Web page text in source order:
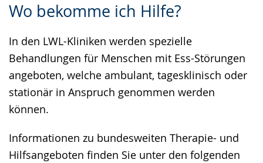
Wo bekomme ich Hilfe?
In den LWL-Kliniken werden spezielle
Behandlungen für Menschen mit Ess-Störungen
angeboten, welche ambulant, tagesklinisch oder
stationär in Anspruch genommen werden
können.
Informationen zu bundesweiten Therapie- und
Hilfsangeboten finden Sie unter den folgenden
Leichten
wechseln.
Audio-
Video
Deutscher
Gebärdensprache
wird
angezeigt.